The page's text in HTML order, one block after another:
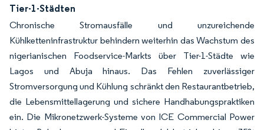
Tier-1-Städten
Chronische Stromausfälle und unzureichende
Kühlketteninfrastruktur behindern weiterhin das Wachstum des
nigerianischen Foodservice-Markts über Tier-1-Städte wie
Lagos und Abuja hinaus. Das Fehlen zuverlässiger
Stromversorgung und Kühlung schränkt den Restaurantbetrieb,
die Lebensmittellagerung und sichere Handhabungspraktiken
ein. Die Mikronetzwerk-Systeme von ICE Commercial Power